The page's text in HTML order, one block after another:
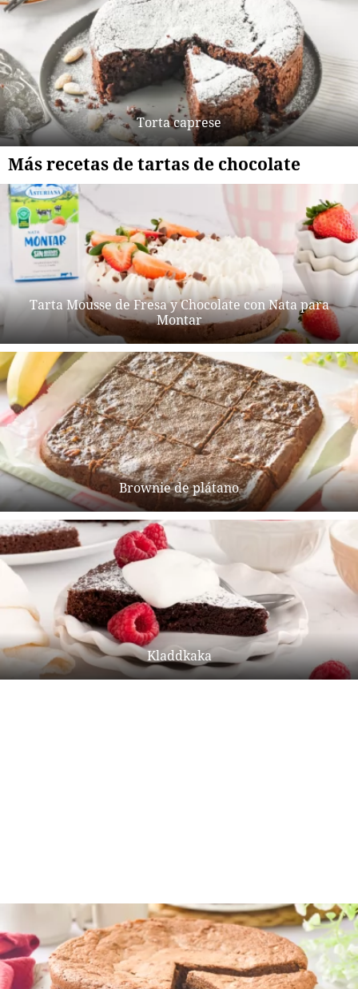
Torta caprese
Más recetas de tartas de chocolate
Tarta Mousse de Fresa y Chocolate con Nata para
Montar
Brownie de plátano
Kladdkaka